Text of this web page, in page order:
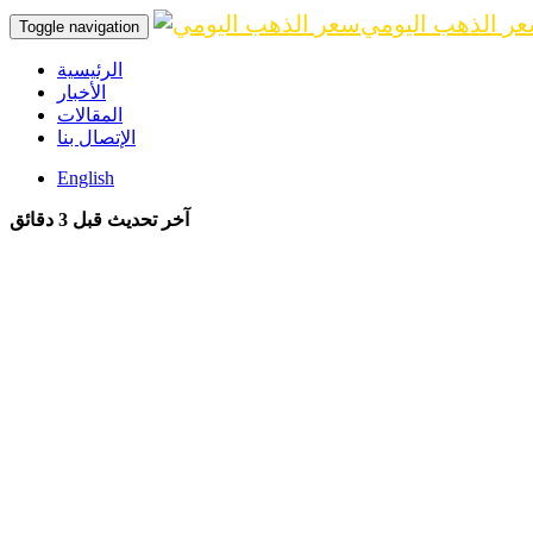
Toggle navigation الذهب اليومي
الرئيسية
الأخبار
المقالات
الإتصال بنا
English
آخر تحديث قبل 3 دقائق